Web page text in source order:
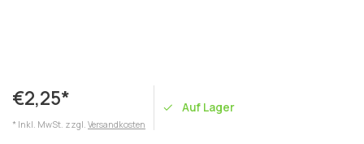
€2,25*
* Inkl. MwSt. zzgl. Versandkosten
Auf Lager